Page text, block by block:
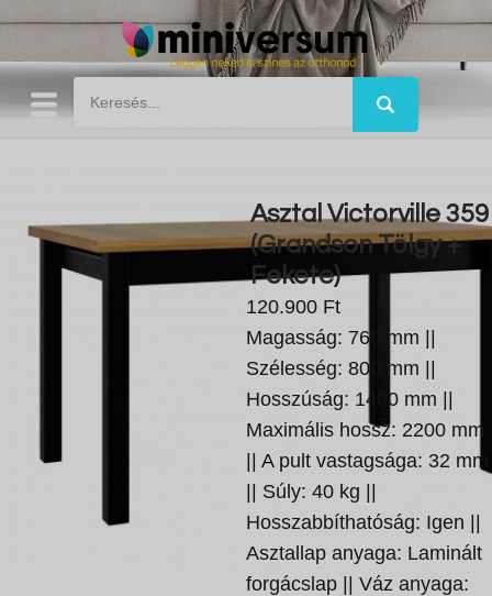
Asztal Victorville 359
(Grandson Tölgy +
Fekete)
120.900 Ft
Magasság: 760 mm ||
Szélesség: 800 mm ||
Hosszúság: 1400 mm ||
Maximális hossz: 2200 mm
|| A pult vastagsága: 32 mm
|| Súly: 40 kg ||
Hosszabbíthatóság: Igen ||
Asztallap anyaga: Laminált
forgácslap || Váz anyaga: